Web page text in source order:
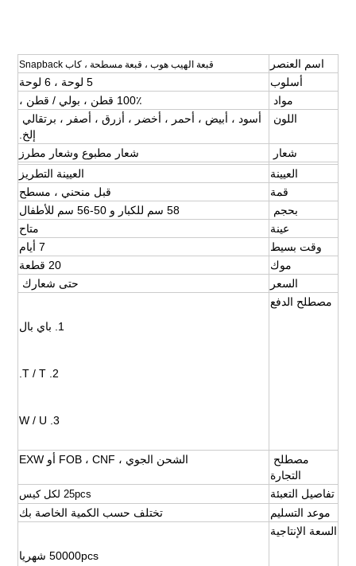
اسم العنصر قبعة الهيب هوب ، قبعة مسطحة ، كاب Snapback
أسلوب
5 لوحة ، 6 لوحة
مواد
100٪ قطن ، بولي / قطن ،
اللون
إلخ.
شعار
شعار مطبوع وشعار مطرز
العيينة
العيينة التطريز
قمة
قبل منحني ، مسطح
بحجم
58 سم للكبار و 50-56 سم للأطفال
عينة
متاح
وقت بسيط
7 أيام
موك
20 قطعة
السعر
حتى شعارك
مصطلح الدفع
1. باي بال
2. T / T.
3. W / U
التجارة
الشحن الجوي ، FOB ، CNF أو EXW
تفاصيل التعبئة 25pcs لكل كيس
موعد التسليم
تختلف حسب الكمية الخاصة بك
السعة الإنتاجية
50000pcs شهريا